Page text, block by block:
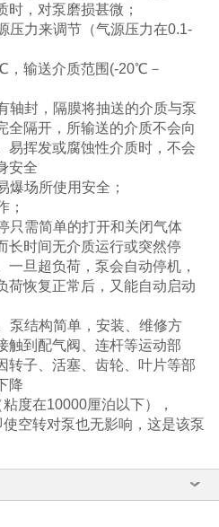
时，对泵磨损甚微；
压力来调节（气源压力在0.1-
，输送介质范围 (-20℃ －
轴封，隔膜将抽送的介质与泵
全隔开，所输送的介质不会向
易挥发或腐蚀性介质时，不会
安全
爆场所使用安全；
；
只需简单的打开和关闭气体
长时间无介质运行或突然停
一旦超负荷，泵会自动停机，
荷恢复正常后，又能自动启动
泵结构简单，安装、维修方
触到配气阀、连杆等运动部
转子、活塞、齿轮、叶片等部
降
度在10000厘泊以下），
空转对泵也无影响，这是该泵